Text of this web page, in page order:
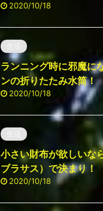
2020/10/18
生活
ランニング時に邪魔に
ンの折りたたみ水筒！
2020/10/18
生活
小さい財布が欲しいな
ブラサス）で決まり！
2020/10/18